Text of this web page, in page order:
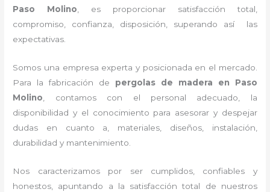
Paso Molino, es proporcionar satisfacción total,
compromiso, confianza, disposición, superando así las
expectativas.
Somos una empresa experta y posicionada en el mercado.
Para la fabricación de pergolas de madera en Paso
Molino, contamos con el personal adecuado, la
disponibilidad y el conocimiento para asesorar y despejar
dudas en cuanto a, materiales, diseños, instalación,
durabilidad y mantenimiento.
Nos caracterizamos por ser cumplidos, confiables y
honestos, apuntando a la satisfacción total de nuestros